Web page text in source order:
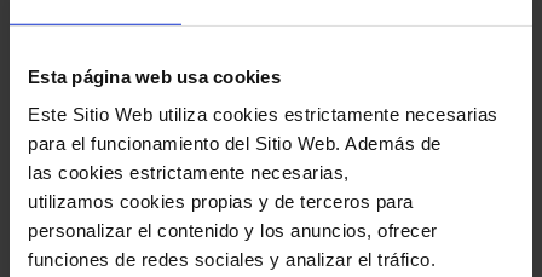
Esta página web usa cookies
Este Sitio Web utiliza cookies estrictamente necesarias
para el funcionamiento del Sitio Web. Además de
las cookies estrictamente necesarias,
utilizamos cookies propias y de terceros para
personalizar el contenido y los anuncios, ofrecer
funciones de redes sociales y analizar el tráfico.
1967 en California. Porque, desengañémonos,
pocas voces cantan más de verdad que la que
fue considerada la primera dama del jazz. La
BJO hará este homenaje, además, con una
cantante que forma parte de la realeza musical